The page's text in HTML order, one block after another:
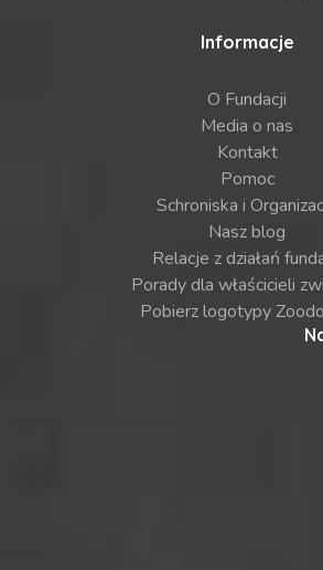
Informacje
O Fundacji
Media o nas
Kontakt
Pomoc
Schroniska i
Nasz blog
Relacje z działań
Porady dla właścicieli
Pobierz logotypy